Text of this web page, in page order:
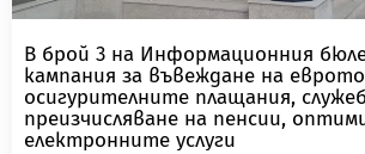
В брой 3 на Информационния
кампания за въвеждане на
осигурителните плащания,
преизчисляване на пенсии,
електронните услуги